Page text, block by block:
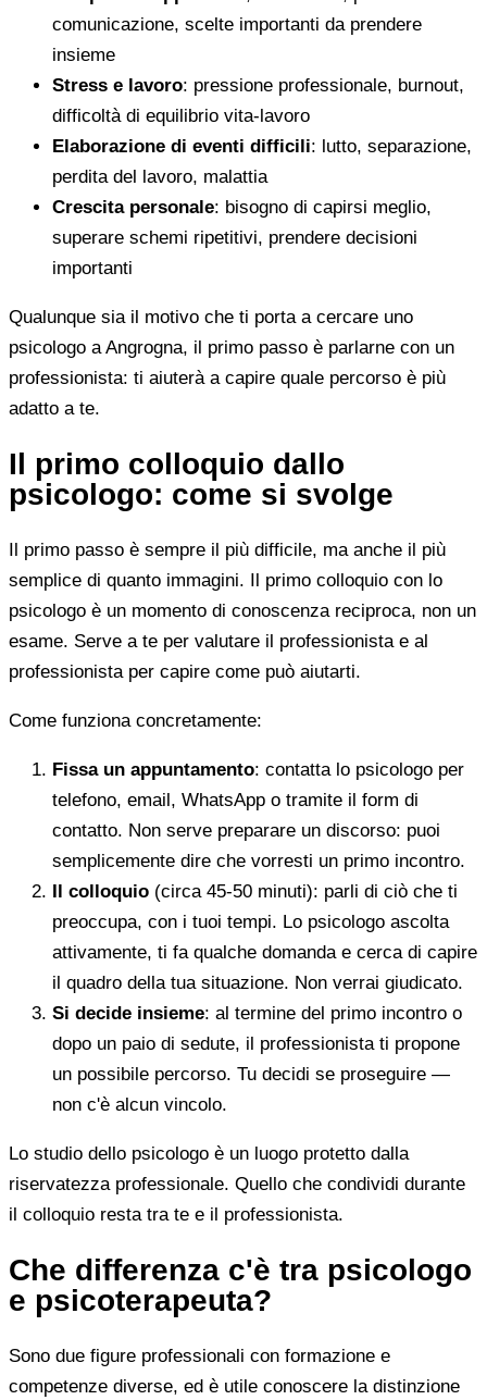
comunicazione, scelte importanti da prendere
insieme
Stress e lavoro: pressione professionale, burnout,
difficoltà di equilibrio vita-lavoro
Elaborazione di eventi difficili: lutto, separazione,
perdita del lavoro, malattia
Crescita personale: bisogno di capirsi meglio,
superare schemi ripetitivi, prendere decisioni
importanti
Qualunque sia il motivo che ti porta a cercare uno
psicologo a Angrogna, il primo passo è parlarne con un
professionista: ti aiuterà a capire quale percorso è più
adatto a te.
Il primo colloquio dallo
psicologo: come si svolge
Il primo passo è sempre il più difficile, ma anche il più
semplice di quanto immagini. Il primo colloquio con lo
psicologo è un momento di conoscenza reciproca, non un
esame. Serve a te per valutare il professionista e al
professionista per capire come può aiutarti.
Come funziona concretamente:
Fissa un appuntamento: contatta lo psicologo per
telefono, email, WhatsApp o tramite il form di
contatto. Non serve preparare un discorso: puoi
semplicemente dire che vorresti un primo incontro.
Il colloquio (circa 45-50 minuti): parli di ciò che ti
preoccupa, con i tuoi tempi. Lo psicologo ascolta
attivamente, ti fa qualche domanda e cerca di capire
il quadro della tua situazione. Non verrai giudicato.
Si decide insieme: al termine del primo incontro o
dopo un paio di sedute, il professionista ti propone
un possibile percorso. Tu decidi se proseguire —
non c'è alcun vincolo.
Lo studio dello psicologo è un luogo protetto dalla
riservatezza professionale. Quello che condividi durante
il colloquio resta tra te e il professionista.
Che differenza c'è tra psicologo
e psicoterapeuta?
Sono due figure professionali con formazione e
competenze diverse, ed è utile conoscere la distinzione